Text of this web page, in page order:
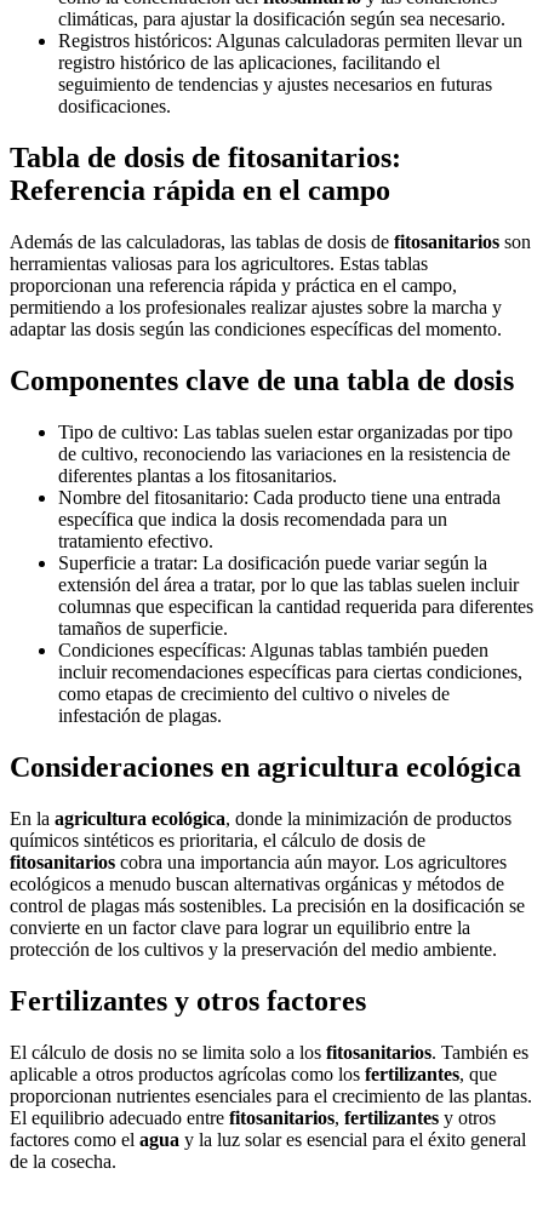
climáticas, para ajustar la dosificación según sea necesario.
Registros históricos: Algunas calculadoras permiten llevar un
registro histórico de las aplicaciones, facilitando el
seguimiento de tendencias y ajustes necesarios en futuras
dosificaciones.
Tabla de dosis de fitosanitarios:
Referencia rápida en el campo
Además de las calculadoras, las tablas de dosis de fitosanitarios son
herramientas valiosas para los agricultores. Estas tablas
proporcionan una referencia rápida y práctica en el campo,
permitiendo a los profesionales realizar ajustes sobre la marcha y
adaptar las dosis según las condiciones específicas del momento.
Componentes clave de una tabla de dosis
Tipo de cultivo: Las tablas suelen estar organizadas por tipo
de cultivo, reconociendo las variaciones en la resistencia de
diferentes plantas a los fitosanitarios.
Nombre del fitosanitario: Cada producto tiene una entrada
específica que indica la dosis recomendada para un
tratamiento efectivo.
Superficie a tratar: La dosificación puede variar según la
extensión del área a tratar, por lo que las tablas suelen incluir
columnas que especifican la cantidad requerida para diferentes
tamaños de superficie.
Condiciones específicas: Algunas tablas también pueden
incluir recomendaciones específicas para ciertas condiciones,
como etapas de crecimiento del cultivo o niveles de
infestación de plagas.
Consideraciones en agricultura ecológica
En la agricultura ecológica, donde la minimización de productos
químicos sintéticos es prioritaria, el cálculo de dosis de
fitosanitarios cobra una importancia aún mayor. Los agricultores
ecológicos a menudo buscan alternativas orgánicas y métodos de
control de plagas más sostenibles. La precisión en la dosificación se
convierte en un factor clave para lograr un equilibrio entre la
protección de los cultivos y la preservación del medio ambiente.
Fertilizantes y otros factores
El cálculo de dosis no se limita solo a los fitosanitarios. También es
aplicable a otros productos agrícolas como los fertilizantes, que
proporcionan nutrientes esenciales para el crecimiento de las plantas.
El equilibrio adecuado entre fitosanitarios, fertilizantes y otros
factores como el agua y la luz solar es esencial para el éxito general
de la cosecha.